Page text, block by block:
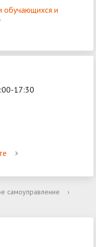
обучающихся и
17:30
самоуправление
›